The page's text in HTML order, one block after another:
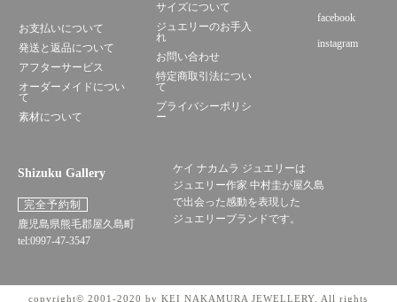
お支払いについて
発送と返品について
アフターサービス
オーダーメイドについ
て
素材について
サイズについて
ジュエリーのお手入
れ
お問い合わせ
特定商取引法につい
て
プライバシーポリシ
ー
facebook
instagram
Shizuku Gallery
完全予約制
鹿児島県熊毛郡屋久島町
tel:0997-47-3547
ケイ ナカムラ ジュエリーは
ジュエリー作家 中村圭が屋久島
で出会った感動を表現した
ジュエリーブランドです。
copyright© 2001-2020 by KEI NAKAMURA JEWELLERY. All rights